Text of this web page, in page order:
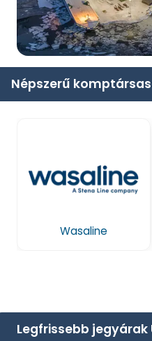
Népszerű
Wasaline
Legfrissebb jegyárak